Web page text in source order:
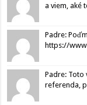
a viem, aké
Padre:
https://
Padre: Toto
referenda,